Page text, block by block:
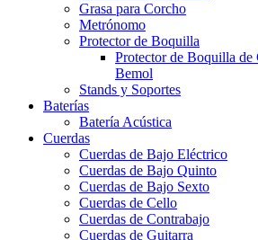
Grasa para Corcho
Metrónomo
Protector de Boquilla
Protector de Boquilla de
Bemol
Stands y Soportes
Baterías
Batería Acústica
Cuerdas
Cuerdas de Bajo Eléctrico
Cuerdas de Bajo Quinto
Cuerdas de Bajo Sexto
Cuerdas de Cello
Cuerdas de Contrabajo
Cuerdas de Guitarra